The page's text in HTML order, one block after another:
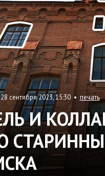
сентября 2023, 15:30 • печать
И